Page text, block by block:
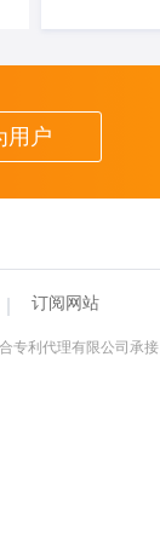
用户
订阅网站
专利代理有限公司承接